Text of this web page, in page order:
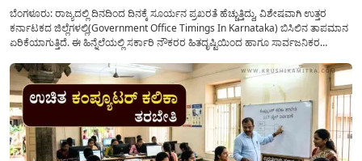
ಬೆಂಗಳೂರು: ರಾಜ್ಯದಲ್ಲಿ ದಿನದಿಂದ ದಿನಕ್ಕೆ ಸೂರ್ಯನ ಪ್ರಖರತೆ ಹೆಚ್ಚುತ್ತಿದ್ದು, ವಿಶೇಷವಾಗಿ ಉತ್ತರ
ಕರ್ನಾಟಕದ ಜಿಲ್ಲೆಗಳಲ್ಲಿ(Government Office Timings In Karnataka) ಬಿಸಿಲಿನ ತಾಪಮಾನ
ಏರಿಕೆಯಾಗುತ್ತಿದೆ. ಈ ಹಿನ್ನೆಲೆಯಲ್ಲಿ ಸರ್ಕಾರಿ ನೌಕರರ ಹಿತದೃಷ್ಟಿಯಿಂದ ಹಾಗೂ ಸಾರ್ವಜನಿಕರ
ಮತ್ತು ಕಲ್ಯಾಣ ಕರ್ನಾಟಕದ ಒಟ್ಟು 9 ಜಿಲ್ಲೆಗಳಲ್ಲಿ ಏಪ್ರಿಲ್...